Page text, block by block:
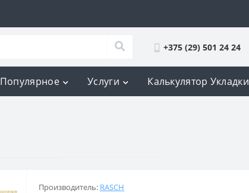
+375 (29) 501 24 24
Популярное Услуги Калькулятор Укладки
Производитель: RASCH